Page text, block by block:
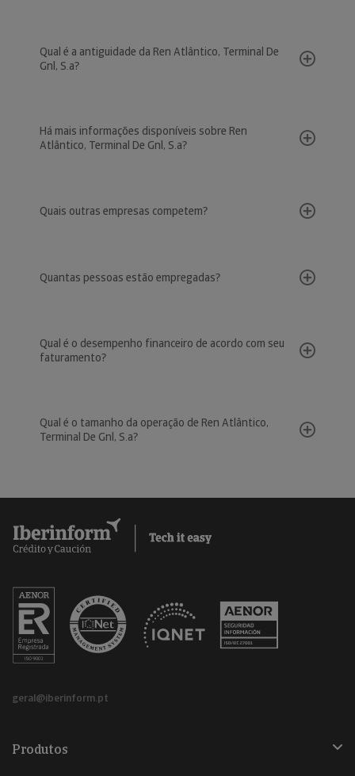
Qual é a antiguidade da Ren Atlântico, Terminal De
Gnl, S.a?
Há mais informações disponíveis sobre Ren
Atlântico, Terminal De Gnl, S.a?
Quais outras empresas competem?
Quantas pessoas estão empregadas?
Qual é o desempenho financeiro de acordo com seu
faturamento?
Qual é o tamanho da operação de Ren Atlântico,
Terminal De Gnl, S.a?
geral@iberinform.pt
Produtos